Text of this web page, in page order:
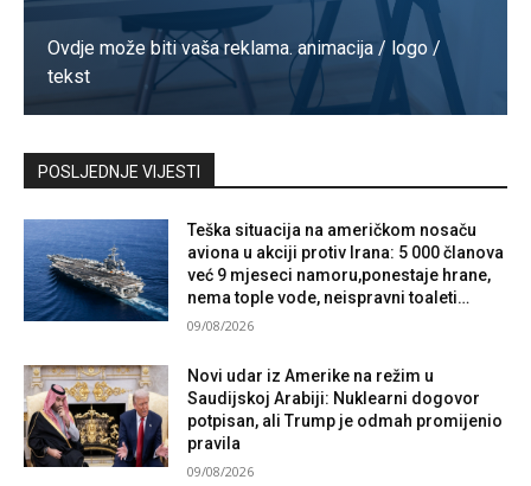
Ovdje može biti vaša reklama. animacija / logo /
tekst
Kontaktirajte nas
POSLJEDNJE VIJESTI
Teška situacija na američkom nosaču
aviona u akciji protiv Irana: 5 000 članova
već 9 mjeseci namoru,ponestaje hrane,
nema tople vode, neispravni toaleti…
09/08/2026
Novi udar iz Amerike na režim u
Saudijskoj Arabiji: Nuklearni dogovor
potpisan, ali Trump je odmah promijenio
pravila
09/08/2026